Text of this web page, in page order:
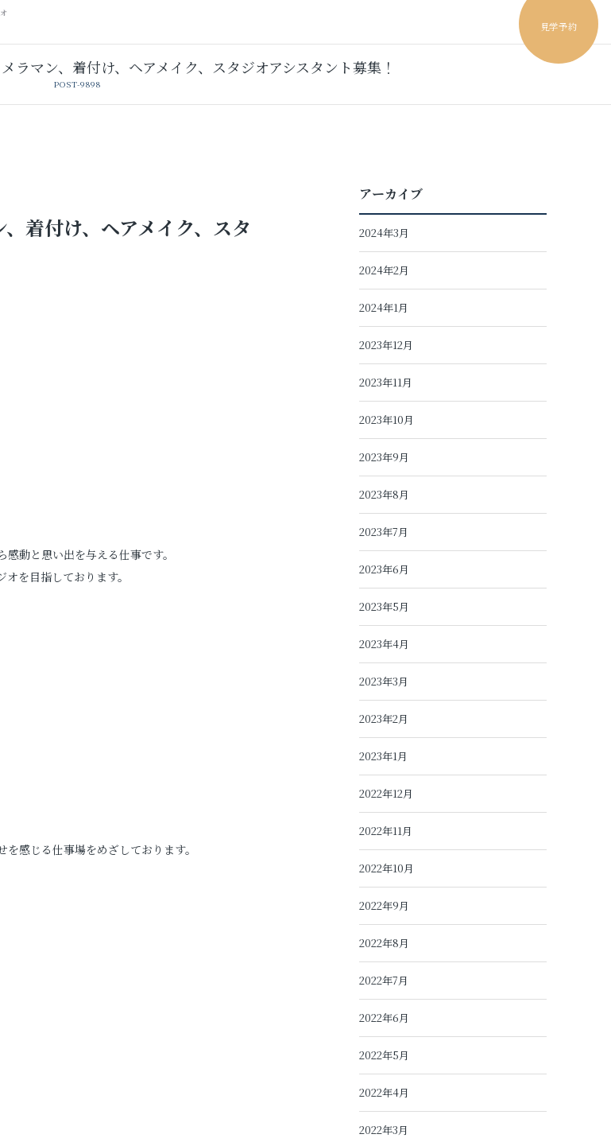
見学予約
見学予約
0285-20-5870
ラマン、着付け、ヘアメイク、スタジオアシスタント募集！
POST-9898
着付け、ヘアメイク、スタ
動と思い出を与える仕事です。
を目指しております。
感じる仕事場をめざしております。
アーカイブ
2024年3月
2024年2月
2024年1月
2023年12月
2023年11月
2023年10月
2023年9月
2023年8月
2023年7月
2023年6月
2023年5月
2023年4月
2023年3月
2023年2月
2023年1月
2022年12月
2022年11月
2022年10月
2022年9月
2022年8月
2022年7月
2022年6月
2022年5月
2022年4月
2022年3月